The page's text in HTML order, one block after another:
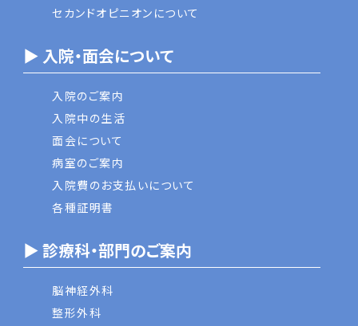
セカンドオピニオンについて
▶ 入院・面会について
入院のご案内
入院中の生活
面会について
病室のご案内
入院費のお支払いについて
各種証明書
▶ 診療科・部門のご案内
脳神経外科
整形外科